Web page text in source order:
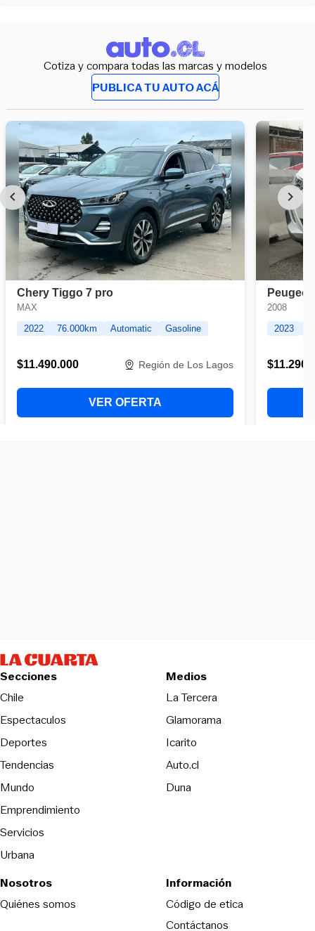
Cotiza y compara todas las marcas y modelos
PUBLICA TU AUTO ACÁ
Secciones
Chile
Espectaculos
Deportes
Tendencias
Mundo
Emprendimiento
Servicios
Urbana
Medios
La TerceraOpens in new
Glamorama
Icarito
Auto.cl
DunaOpens in new window
Nosotros
Quiénes somos
Información
Código de eticaOpens in new
Contáctanos